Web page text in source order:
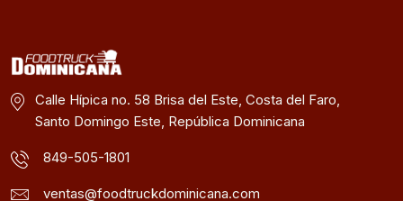
Calle Hípica no. 58 Brisa del Este, Costa del Faro,
Santo Domingo Este, República Dominicana
849-505-1801
ventas@foodtruckdominicana.com